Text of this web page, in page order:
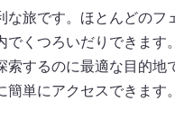
旅です。ほとんどの
くつろいだりできま
するのに最適な目的
単にアクセスできます。